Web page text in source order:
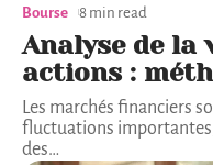
Bourse 8 min read
Analyse de la
actions :
Les marchés financiers
fluctuations
des…